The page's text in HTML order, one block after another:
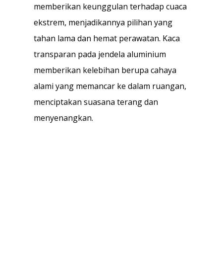
memberikan keunggulan terhadap cuaca
ekstrem, menjadikannya pilihan yang
tahan lama dan hemat perawatan. Kaca
transparan pada jendela aluminium
memberikan kelebihan berupa cahaya
alami yang memancar ke dalam ruangan,
menciptakan suasana terang dan
menyenangkan.